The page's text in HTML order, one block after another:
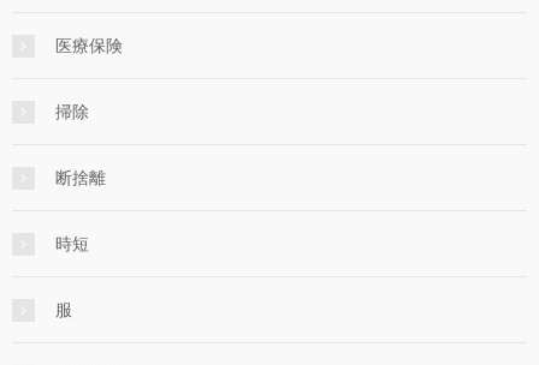
医療保険
掃除
断捨離
時短
服